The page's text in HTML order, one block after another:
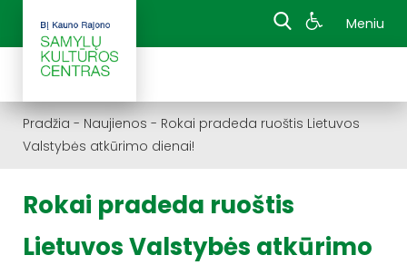
Meniu
Pradžia - Naujienos - Rokai pradeda ruoštis Lietuvos
Valstybės atkūrimo dienai!
Rokai pradeda ruoštis
Lietuvos Valstybės atkūrimo